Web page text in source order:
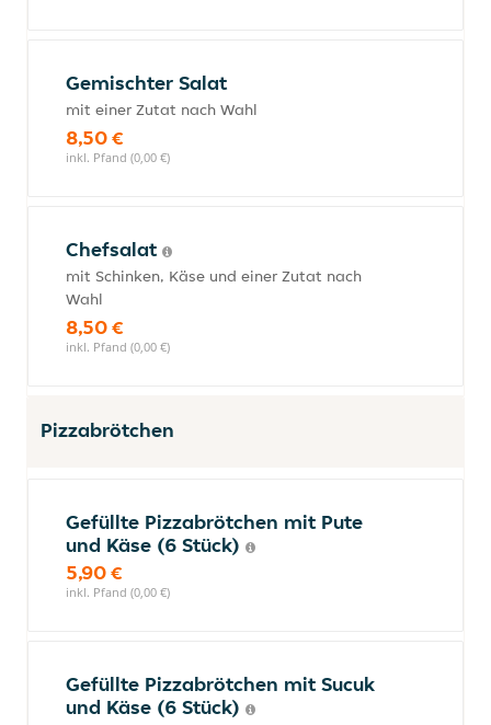
Gemischter Salat
mit einer Zutat nach Wahl
8,50 €
inkl. Pfand (0,00 €)
Chefsalat
mit Schinken, Käse und einer Zutat nach
Wahl
8,50 €
inkl. Pfand (0,00 €)
Pizzabrötchen
Gefüllte Pizzabrötchen mit Pute
und Käse (6 Stück)
5,90 €
inkl. Pfand (0,00 €)
Gefüllte Pizzabrötchen mit Sucuk
und Käse (6 Stück)